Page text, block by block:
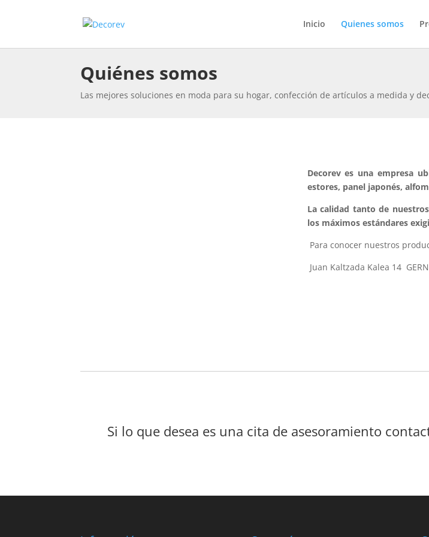
Inicio Quienes somos
Quiénes somos
Las mejores soluciones en moda para su hogar, confección de artículos a medida y
Decorev es una empresa
estores, panel japonés,
La calidad tanto de
los máximos estándares
Para conocer nuestros
Juan Kaltzada Kalea 14
Si lo que desea es una cita de asesoramiento